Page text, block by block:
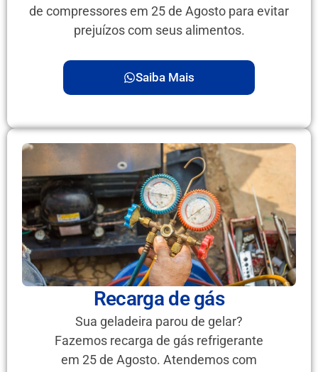
de compressores em 25 de Agosto para evitar
prejuízos com seus alimentos.
Saiba Mais
Recarga de gás
Sua geladeira parou de gelar?
Fazemos recarga de gás refrigerante
em 25 de Agosto. Atendemos com